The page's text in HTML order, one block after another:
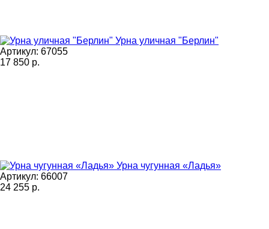
Урна уличная "Берлин"
Артикул: 67055
17 850 р.
Урна чугунная «Ладья»
Артикул: 66007
24 255 р.